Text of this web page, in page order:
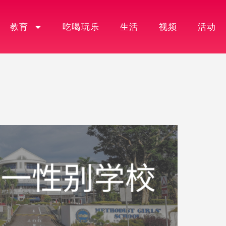
教育 吃喝玩乐 生活 视频 活动